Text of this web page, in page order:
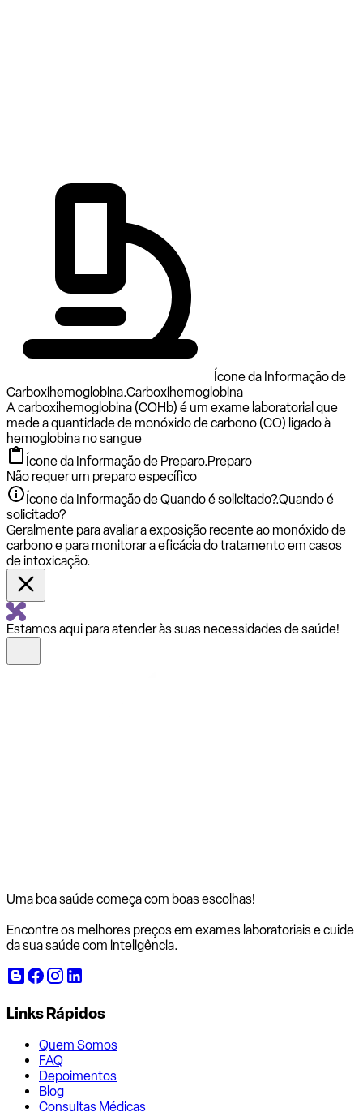
Ícone da Informação de
Carboxihemoglobina.Carboxihemoglobina
A carboxihemoglobina (COHb) é um exame laboratorial que
mede a quantidade de monóxido de carbono (CO) ligado à
hemoglobina no sangue
Ícone da Informação de Preparo.Preparo
Não requer um preparo específico
Ícone da Informação de Quando é solicitado?.Quando é
solicitado?
Geralmente para avaliar a exposição recente ao monóxido de
carbono e para monitorar a eficácia do tratamento em casos
de intoxicação.
Estamos aqui para atender às suas necessidades de saúde!
Uma boa saúde começa com boas escolhas!
Encontre os melhores preços em exames laboratoriais e cuide
da sua saúde com inteligência.
Links Rápidos
Quem Somos
FAQ
Depoimentos
Blog
Consultas Médicas